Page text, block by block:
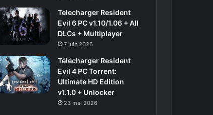
Telecharger Resident
Evil 6 PC v1.10/1.06 + All
DLCs + Multiplayer
7 juin 2026
Télécharger Resident
Evil 4 PC Torrent:
Ultimate HD Edition
v1.1.0 + Unlocker
23 mai 2026